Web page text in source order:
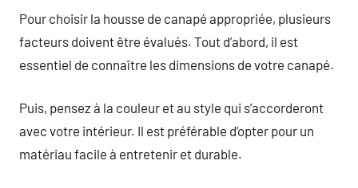
Pour choisir la housse de canapé appropriée, plusieurs
facteurs doivent être évalués. Tout d’abord, il est
essentiel de connaître les dimensions de votre canapé.
Puis, pensez à la couleur et au style qui s’accorderont
avec votre intérieur. Il est préférable d’opter pour un
matériau facile à entretenir et durable.